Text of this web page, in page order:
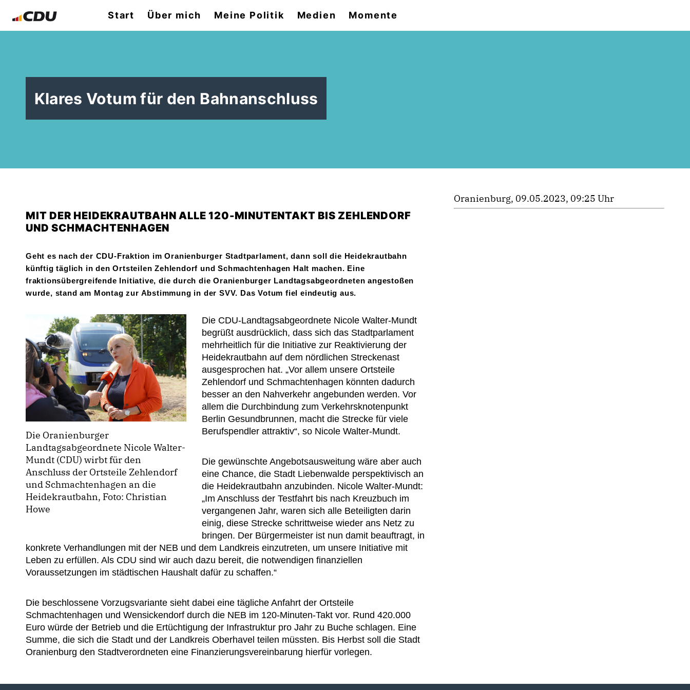
Start Über mich Meine Politik Medien Momente
Klares Votum für den Bahnanschluss
MIT DER HEIDEKRAUTBAHN ALLE 120-MINUTENTAKT BIS ZEHLENDORF
UND SCHMACHTENHAGEN
Geht es nach der CDU-Fraktion im Oranienburger Stadtparlament, dann soll die Heidekrautbahn
künftig täglich in den Ortsteilen Zehlendorf und Schmachtenhagen Halt machen. Eine
fraktionsübergreifende Initiative, die durch die Oranienburger Landtagsabgeordneten angestoßen
wurde, stand am Montag zur Abstimmung in der SVV. Das Votum fiel eindeutig aus.
Die Oranienburger
Landtagsabgeordnete Nicole Walter-
Mundt (CDU) wirbt für den
Anschluss der Ortsteile Zehlendorf
und Schmachtenhagen an die
Heidekrautbahn, Foto: Christian
Howe
Die CDU-Landtagsabgeordnete Nicole Walter-Mundt
begrüßt ausdrücklich, dass sich das Stadtparlament
mehrheitlich für die Initiative zur Reaktivierung der
Heidekrautbahn auf dem nördlichen Streckenast
ausgesprochen hat. „Vor allem unsere Ortsteile
Zehlendorf und Schmachtenhagen könnten dadurch
besser an den Nahverkehr angebunden werden. Vor
allem die Durchbindung zum Verkehrsknotenpunkt
Berlin Gesundbrunnen, macht die Strecke für viele
Berufspendler attraktiv“, so Nicole Walter-Mundt.
Die gewünschte Angebotsausweitung wäre aber auch
eine Chance, die Stadt Liebenwalde perspektivisch an
die Heidekrautbahn anzubinden. Nicole Walter-Mundt:
Im Anschluss der Testfahrt bis nach Kreuzbuch im
vergangenen Jahr, waren sich alle Beteiligten darin
einig, diese Strecke schrittweise wieder ans Netz zu
bringen. Der Bürgermeister ist nun damit beauftragt, in
konkrete Verhandlungen mit der NEB und dem Landkreis einzutreten, um unsere Initiative mit
Leben zu erfüllen. Als CDU sind wir auch dazu bereit, die notwendigen finanziellen
Voraussetzungen im städtischen Haushalt dafür zu schaffen.“
Die beschlossene Vorzugsvariante sieht dabei eine tägliche Anfahrt der Ortsteile
Schmachtenhagen und Wensickendorf durch die NEB im 120-Minuten-Takt vor. Rund 420.000
Euro würde der Betrieb und die Ertüchtigung der Infrastruktur pro Jahr zu Buche schlagen. Eine
Summe, die sich die Stadt und der Landkreis Oberhavel teilen müssten. Bis Herbst soll die Stadt
Oranienburg den Stadtverordneten eine Finanzierungsvereinbarung hierfür vorlegen.
Oranienburg, 09.05.2023, 09:25 Uhr